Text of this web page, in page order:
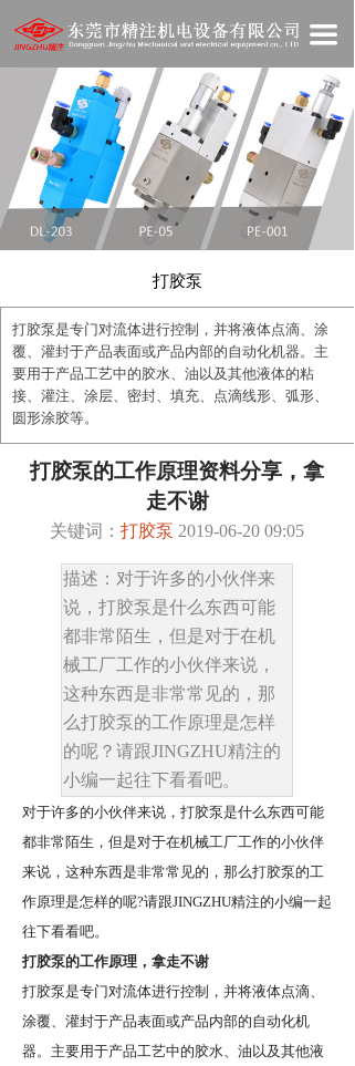
끀
网站首页
关于我们
产品展示
新闻资讯
技术资料
人才招聘
联系我们
打胶泵
打胶泵的工作原理资料分享，拿
走不谢
关键词： 打胶泵 2019-06-20 09:05
描述：对于许多的小伙伴来
说，打胶泵是什么东西可能
都非常陌生，但是对于在机
械工厂工作的小伙伴来说，
这种东西是非常常见的，那
么打胶泵的工作原理是怎样
的呢？请跟JINGZHU精注的
小编一起往下看看吧。
对于许多的小伙伴来说，打胶泵是什么东西可能
都非常陌生，但是对于在机械工厂工作的小伙伴
来说，这种东西是非常常见的，那么打胶泵的工
作原理是怎样的呢?请跟JINGZHU精注的小编一起
往下看看吧。
打胶泵的工作原理，拿走不谢
打胶泵是专门对流体进行控制，并将液体点滴、
涂覆、灌封于产品表面或产品内部的自动化机
器。主要用于产品工艺中的胶水、油以及其他液
打胶泵是专门对流体进行控制，并将液体点滴、涂
覆、灌封于产品表面或产品内部的自动化机器。主
要用于产品工艺中的胶水、油以及其他液体的粘
接、灌注、涂层、密封、填充、点滴线形、弧形、
圆形涂胶等。